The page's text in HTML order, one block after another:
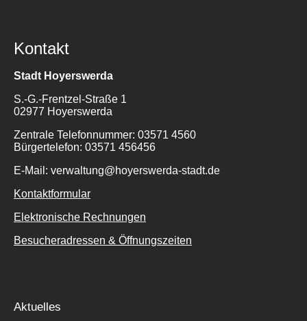
Kontakt
Stadt Hoyerswerda
S.-G.-Frentzel-Straße 1
02977 Hoyerswerda
Zentrale Telefonnummer: 03571 4560
Bürgertelefon: 03571 456456
E-Mail: verwaltung@hoyerswerda-stadt.de
Kontaktformular
Elektronische Rechnungen
Besucheradressen & Öffnungszeiten
Aktuelles